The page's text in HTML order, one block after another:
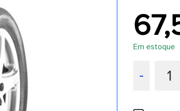
Em estoque
- 1